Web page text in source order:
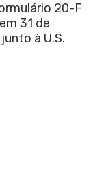
20-F
31 de
à U.S.